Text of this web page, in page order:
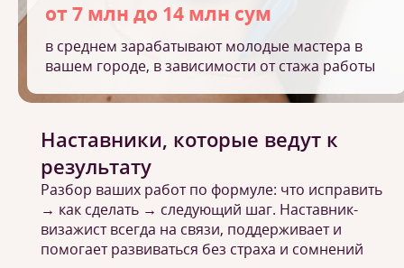
от 7 млн до 14 млн сум
в среднем зарабатывают молодые мастера в
вашем городе, в зависимости от стажа работы
Наставники, которые ведут к
результату
Разбор ваших работ по формуле: что исправить
→ как сделать → следующий шаг. Наставник-
визажист всегда на связи, поддерживает и
помогает развиваться без страха и сомнений